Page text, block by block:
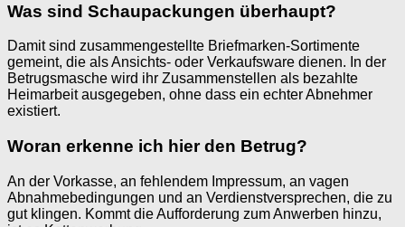
Was sind Schaupackungen überhaupt?
Damit sind zusammengestellte Briefmarken-Sortimente
gemeint, die als Ansichts- oder Verkaufsware dienen. In der
Betrugsmasche wird ihr Zusammenstellen als bezahlte
Heimarbeit ausgegeben, ohne dass ein echter Abnehmer
existiert.
Woran erkenne ich hier den Betrug?
An der Vorkasse, an fehlendem Impressum, an vagen
Abnahmebedingungen und an Verdienstversprechen, die zu
gut klingen. Kommt die Aufforderung zum Anwerben hinzu,